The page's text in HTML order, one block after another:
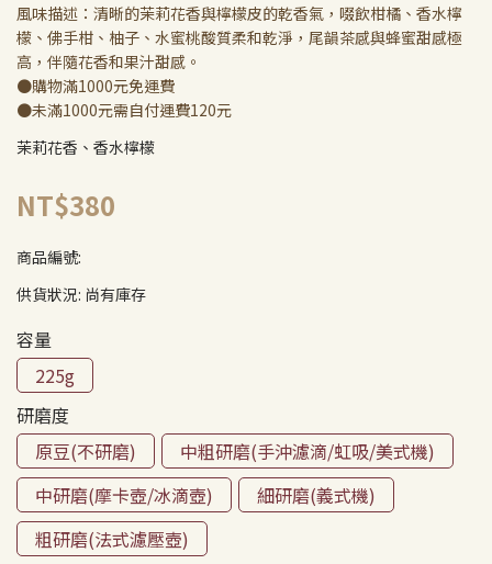
風味描述：清晰的茉莉花香與檸檬皮的乾香氣，啜飲柑橘、香水檸
檬、佛手柑、柚子、水蜜桃酸質柔和乾淨，尾韻茶感與蜂蜜甜感極
高，伴隨花香和果汁甜感。
●購物滿1000元免運費
●未滿1000元需自付運費120元
茉莉花香、香水檸檬
NT$380
商品編號:
供貨狀況: 尚有庫存
容量
225g
研磨度
原豆(不研磨)
中粗研磨(手沖濾滴/虹吸/美式機)
中研磨(摩卡壺/冰滴壺)
細研磨(義式機)
粗研磨(法式濾壓壺)